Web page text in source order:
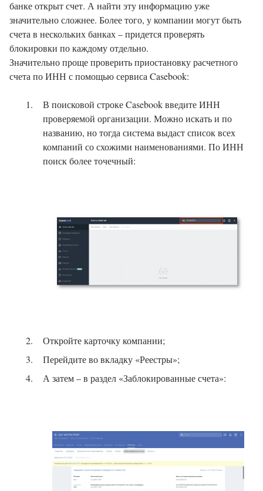
банке открыт счет. А найти эту информацию уже
значительно сложнее. Более того, у компании могут быть
счета в нескольких банках – придется проверять
блокировки по каждому отдельно.
Значительно проще проверить приостановку расчетного
счета по ИНН с помощью сервиса Casebook:
В поисковой строке Casebook введите ИНН
проверяемой организации. Можно искать и по
названию, но тогда система выдаст список всех
компаний со схожими наименованиями. По ИНН
поиск более точечный:
Откройте карточку компании;
Перейдите во вкладку «Реестры»;
А затем – в раздел «Заблокированные счета»: